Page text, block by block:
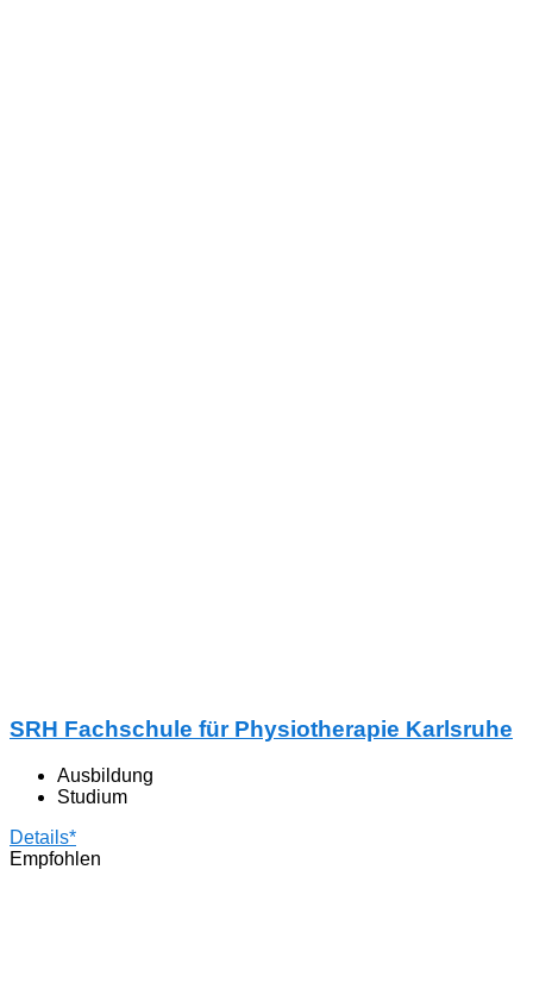
SRH Fachschule für Physiotherapie Karlsruhe
Ausbildung
Studium
Details*
Empfohlen